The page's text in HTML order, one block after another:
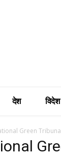
देश विदेश
Green